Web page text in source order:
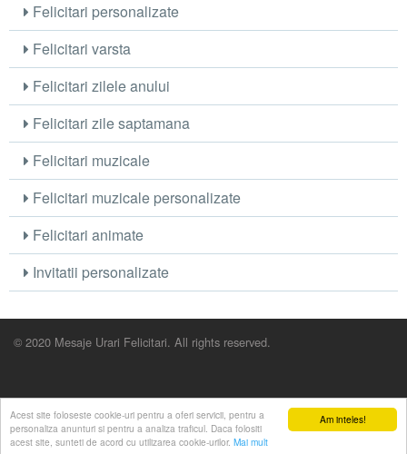
Am inteles!
Acest site foloseste cookie-uri pentru a oferi servicii, pentru a
personaliza anunturi si pentru a analiza traficul. Daca folositi
acest site, sunteti de acord cu utilizarea cookie-urilor. Mai mult
Felicitari personalizate
Felicitari varsta
Felicitari zilele anului
Felicitari zile saptamana
Felicitari muzicale
Felicitari muzicale personalizate
Felicitari animate
Invitatii personalizate
© 2020 Mesaje Urari Felicitari. All rights reserved.